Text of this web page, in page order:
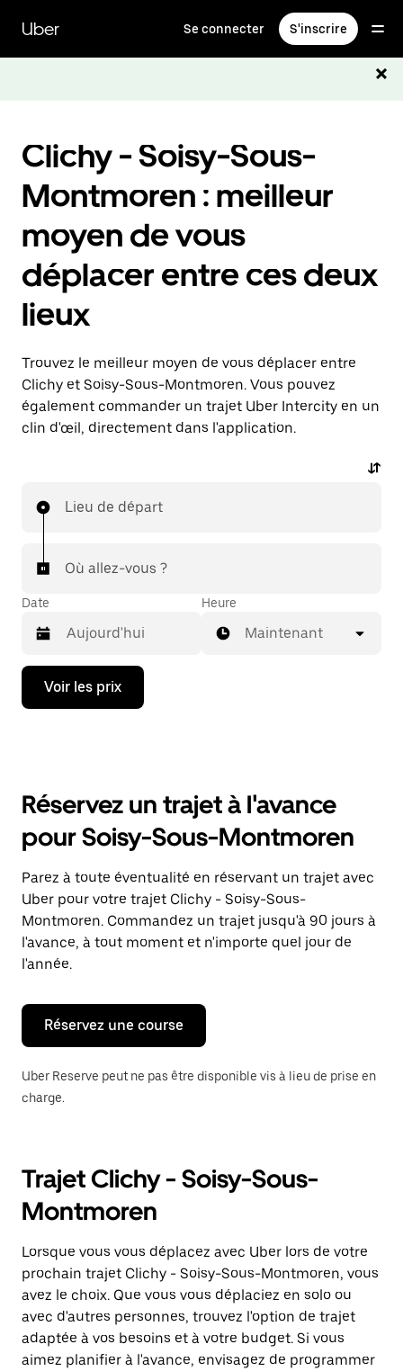
contenu
principal
Uber Se connecter S'inscrire
Clichy - Soisy-Sous-
Montmoren : meilleur
moyen de vous
déplacer entre ces deux
lieux
Trouvez le meilleur moyen de vous déplacer entre
Clichy et Soisy-Sous-Montmoren. Vous pouvez
également commander un trajet Uber Intercity en un
clin d'œil, directement dans l'application.
Lieu de départ
Où allez-vous ?
Date
Appuyez
la
ouvrir
calendrier
et
sélectionner
une
date.
Appuyez
sur
la
touche
pour
fermer
calendrier.
Heure
Maintenant
Voir les prix
Réservez un trajet à l'avance
pour Soisy-Sous-Montmoren
Parez à toute éventualité en réservant un trajet avec
Uber pour votre trajet Clichy - Soisy-Sous-
Montmoren. Commandez un trajet jusqu'à 90 jours à
l'avance, à tout moment et n'importe quel jour de
l'année.
Réservez une course
Uber Reserve peut ne pas être disponible vis à lieu de prise en
charge.
Trajet Clichy - Soisy-Sous-
Montmoren
Lorsque vous vous déplacez avec Uber lors de votre
prochain trajet Clichy - Soisy-Sous-Montmoren, vous
avez le choix. Que vous vous déplaciez en solo ou
avec d'autres personnes, trouvez l'option de trajet
adaptée à vos besoins et à votre budget. Si vous
aimez planifier à l'avance, envisagez de programmer